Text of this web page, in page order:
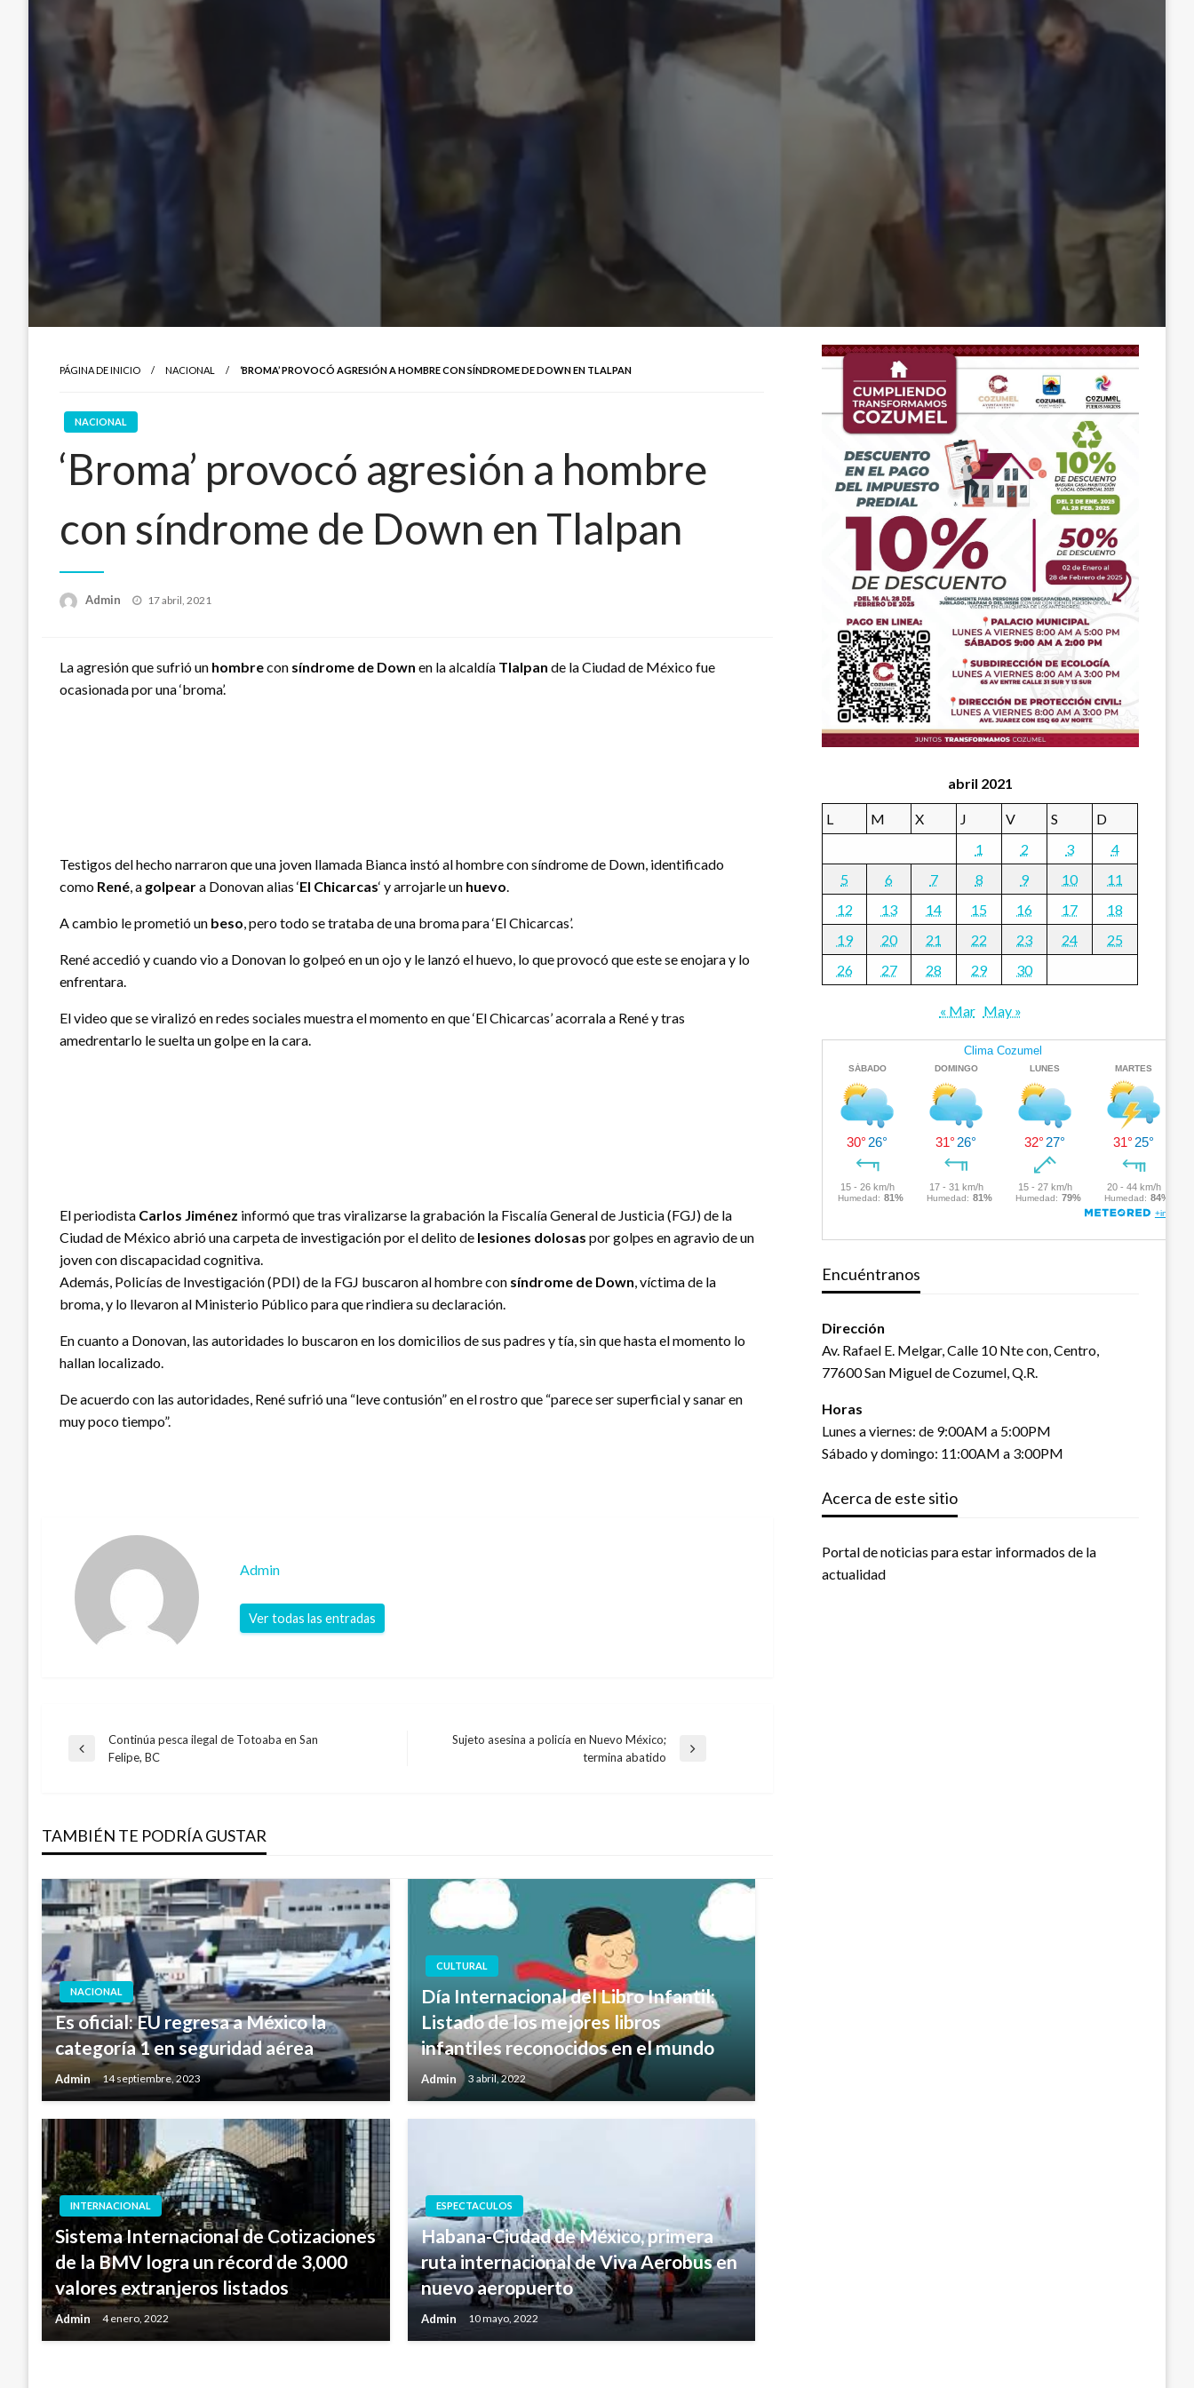
PÁGINA DE INICIO NACIONAL ‘BROMA’ PROVOCÓ AGRESIÓN A HOMBRE CON SÍNDROME DE DOWN EN TLALPAN
NACIONAL
‘Broma’ provocó agresión a hombre
con síndrome de Down en Tlalpan
Admin
Publicado
17 abril, 2021
La agresión que sufrió un hombrecon síndrome de Down en la alcaldía Tlalpan de la Ciudad de México fue
ocasionada por una ‘broma’.
Testigos del hecho narraron que una joven llamada Bianca instó al hombre con síndrome de Down, identificado
como René, a golpeara Donovan alias ‘El Chicarcas‘ y arrojarle un huevo.
A cambio le prometió un beso, pero todo se trataba de una broma para ‘El Chicarcas’.
René accedió y cuando vio a Donovan lo golpeó en un ojo y le lanzó el huevo, lo que provocó que este se enojara y lo
enfrentara.
El video que se viralizó en redes sociales muestra el momento en que ‘El Chicarcas’ acorrala a René y tras
amedrentarlo le suelta un golpe en la cara.
El periodista Carlos Jiménez informó que tras viralizarse la grabación la Fiscalía General de Justicia (FGJ) de la
Ciudad de México abrió una carpeta de investigación por el delito de lesiones dolosas por golpes en agravio de un
joven con discapacidad cognitiva.
Además, Policías de Investigación (PDI) de la FGJ buscaron al hombre con síndrome de Down, víctima de la
broma, y lo llevaron al Ministerio Público para que rindiera su declaración.
En cuanto a Donovan, las autoridades lo buscaron en los domicilios de sus padres y tía, sin que hasta el momento lo
hallan localizado.
De acuerdo con las autoridades, René sufrió una “leve contusión” en el rostro que “parece ser superficial y sanar en
muy poco tiempo”.
Admin
Ver todas las entradas
Navegación
entradas
Entrada
Continúa pesca ilegal de Totoaba en San
Felipe, BC
Sujeto asesina a policía en Nuevo México;
termina abatido
TAMBIÉN TE PODRÍA GUSTAR
NACIONAL
Es oficial: EU regresa a México la
categoría 1 en seguridad aérea
Admin 14 septiembre, 2023
CULTURAL
Día Internacional del Libro Infantil:
Listado de los mejores libros
infantiles reconocidos en el mundo
Admin 3 abril, 2022
INTERNACIONAL
Sistema Internacional de Cotizaciones
de la BMV logra un récord de 3,000
valores extranjeros listados
Admin 4 enero, 2022
ESPECTACULOS
Habana-Ciudad de México, primera
ruta internacional de Viva Aerobus en
nuevo aeropuerto
Admin 10 mayo, 2022
abril 2021
L M X J V S
D
1
2 3
4
5
6 7 8 9 10
11
12
13 14 15 16 17
18
19
20 21 22 23 24
25
26
27 28 29 30
« Mar May »
Encuéntranos
Dirección
Av. Rafael E. Melgar, Calle 10 Nte con, Centro,
77600 San Miguel de Cozumel, Q.R.
Horas
Lunes a viernes: de 9:00AM a 5:00PM
Sábado y domingo: 11:00AM a 3:00PM
Acerca de este sitio
Portal de noticias para estar informados de la
actualidad